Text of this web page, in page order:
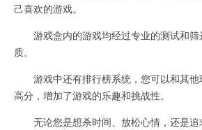
己喜欢的游戏。
游戏盒内的游戏均经过专业的测试和筛
质。
游戏中还有排行榜系统，您可以和其他
高分，增加了游戏的乐趣和挑战性。
无论您是想杀时间、放松心情，还是追